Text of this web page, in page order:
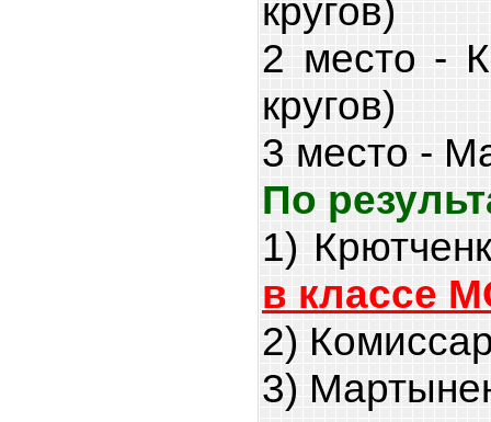
кругов)
2 место -
кругов)
3 место -
По
1)
в классе
2)
3)